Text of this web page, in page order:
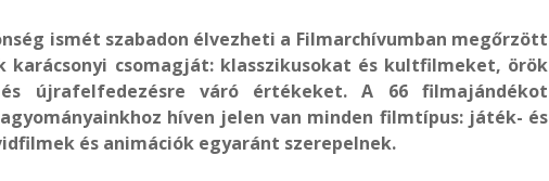
ismét szabadon élvezheti a Filmarchívumban megőrzött
csomagját: klasszikusokat és kultfilmeket, örök
és újrafelfedezésre váró értékeket. A 66 filmajándékot
híven jelen van minden filmtípus: játék- és
és animációk egyaránt szerepelnek.